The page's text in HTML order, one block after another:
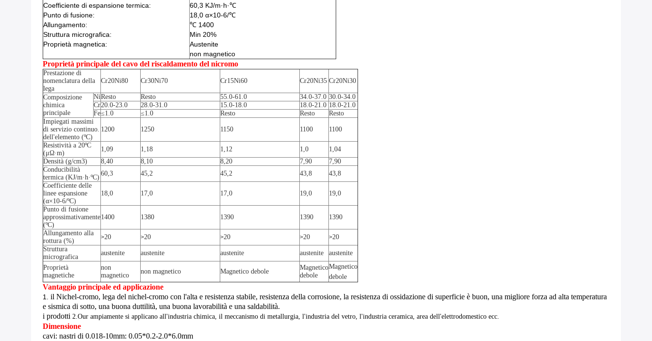
Coefficiente di espansione termica:
Punto di fusione:
Allungamento:
Struttura micrografica:
Proprietà magnetica:
60,3 KJ/m·h·℃
18,0 α×10-6/℃
℃ 1400
Min 20%
Austenite
non magnetico
Proprietà principale del cavo del riscaldamento del nicromo
Prestazione di
nomenclatura della
lega
Cr20Ni80 Cr30Ni70 Cr15Ni60 Cr20Ni35 Cr20Ni30
Composizione
chimica
principale
NiResto Resto 55.0-61.0 34.0-37.0 30.0-34.0
Cr20.0-23.0 28.0-31.0 15.0-18.0 18.0-21.0 18.0-21.0
Fe≤1.0 ≤1.0 Resto Resto
Resto
Impiegati massimi
di servizio continuo.
dell'elemento (ºC)
1200 1250 1150 1100 1100
Resistività a 20ºC
(μΩ·m)
1,09 1,18 1,12 1,0
1,04
Densità (g/cm3)
8,40 8,10 8,20 7,90
7,90
Conducibilità
termica (KJ/m·h·ºC)
60,3 45,2 45,2 43,8
43,8
Coefficiente delle
linee espansione
(α×10-6/ºC)
18,0 17,0 17,0 19,0 19,0
Punto di fusione
approssimativamente
(ºC)
1400 1380 1390 1390 1390
Allungamento alla
rottura (%)
>20 >20 >20 >20 >20
Struttura
micrografica
austenite austenite austenite austenite
austenite
Proprietà
magnetiche
non
magnetico
non magnetico Magnetico debole
Magnetico
debole
Magnetico
debole
Vantaggio principale ed applicazione
1. il Nichel-cromo, lega del nichel-cromo con l'alta e resistenza stabile, resistenza della corrosione, la resistenza di ossidazione di superficie è buon, una migliore forza ad alta temperatura
e sismica di sotto, una buona duttilità, una buona lavorabilità e una saldabilità.
i prodotti 2.Our ampiamente si applicano all'industria chimica, il meccanismo di metallurgia, l'industria del vetro, l'industria ceramica, area dell'elettrodomestico ecc.
Dimensione
cavi: nastri di 0.018-10mm: 0.05*0.2-2.0*6.0mm